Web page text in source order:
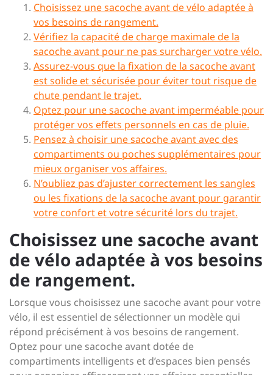
Choisissez une sacoche avant de vélo adaptée à
vos besoins de rangement.
Vérifiez la capacité de charge maximale de la
sacoche avant pour ne pas surcharger votre vélo.
Assurez-vous que la fixation de la sacoche avant
est solide et sécurisée pour éviter tout risque de
chute pendant le trajet.
Optez pour une sacoche avant imperméable pour
protéger vos effets personnels en cas de pluie.
Pensez à choisir une sacoche avant avec des
compartiments ou poches supplémentaires pour
mieux organiser vos affaires.
N’oubliez pas d’ajuster correctement les sangles
ou les fixations de la sacoche avant pour garantir
votre confort et votre sécurité lors du trajet.
Choisissez une sacoche avant
de vélo adaptée à vos besoins
de rangement.
Lorsque vous choisissez une sacoche avant pour votre
vélo, il est essentiel de sélectionner un modèle qui
répond précisément à vos besoins de rangement.
Optez pour une sacoche avant dotée de
compartiments intelligents et d’espaces bien pensés